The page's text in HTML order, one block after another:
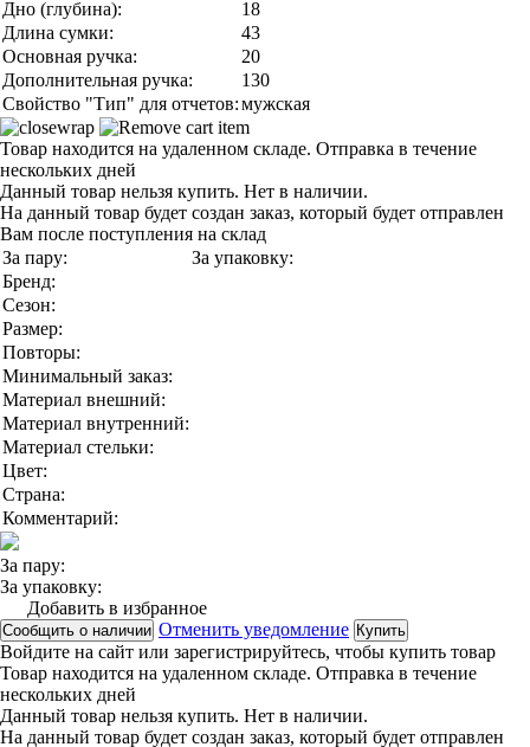
Дно (глубина):
18
Длина сумки:
43
Основная ручка:
20
Дополнительная ручка:
130
Свойство "Тип" для отчетов:мужская
Товар находится на удаленном складе. Отправка в течение
нескольких дней
Данный товар нельзя купить. Нет в наличии.
На данный товар будет создан заказ, который будет отправлен
Вам после поступления на склад
За пару:
За упаковку:
Бренд:
Сезон:
Размер:
Повторы:
Минимальный заказ:
Материал внешний:
Материал внутренний:
Материал стельки:
Цвет:
Страна:
Комментарий:
За пару:
За упаковку:
Добавить в избранное
Сообщить о наличии Отменить уведомление Купить
Войдите на сайт или зарегистрируйтесь, чтобы купить товар
Товар находится на удаленном складе. Отправка в течение
нескольких дней
Данный товар нельзя купить. Нет в наличии.
На данный товар будет создан заказ, который будет отправлен